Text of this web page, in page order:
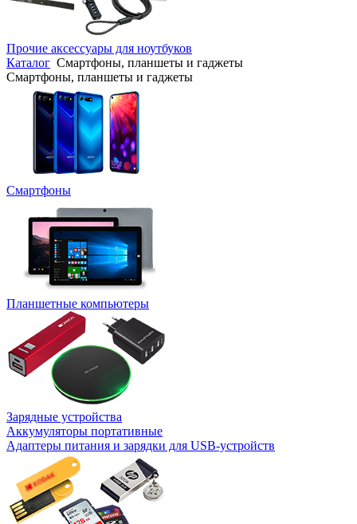
Прочие аксессуары для ноутбуков
Каталог Смартфоны, планшеты и гаджеты
Смартфоны, планшеты и гаджеты
Смартфоны
Планшетные компьютеры
Зарядные устройства
Аккумуляторы портативные
Адаптеры питания и зарядки для USB-устройств